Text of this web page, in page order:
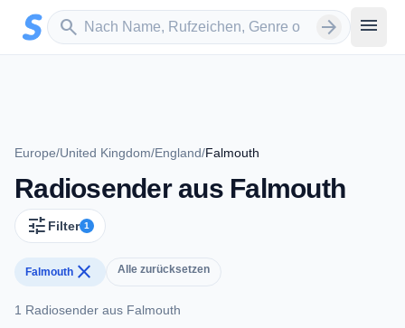
Zum Hauptinhalt springen
search
Sender suchen arrow_forward menu
Europe/United Kingdom/England/Falmouth
Radiosender aus Falmouth
tune Filter 1
Falmouth close Alle zurücksetzen
1 Radiosender aus Falmouth